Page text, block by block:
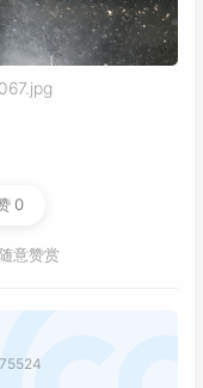
0
意赞赏